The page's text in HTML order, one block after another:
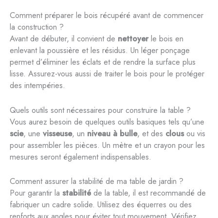
Comment préparer le bois récupéré avant de commencer
la construction ?
Avant de débuter, il convient de nettoyerle bois en
enlevant la poussière et les résidus. Un léger ponçage
permet d’éliminer les éclats et de rendre la surface plus
lisse. Assurez-vous aussi de traiter le bois pour le protéger
des intempéries.
Quels outils sont nécessaires pour construire la table ?
Vous aurez besoin de quelques outils basiques tels qu’une
scie, une visseuse, un niveau à bulle, et des clousou vis
pour assembler les pièces. Un mètre et un crayon pour les
mesures seront également indispensables.
Comment assurer la stabilité de ma table de jardin ?
Pour garantir la stabilité de la table, il est recommandé de
fabriquer un cadre solide. Utilisez des équerres ou des